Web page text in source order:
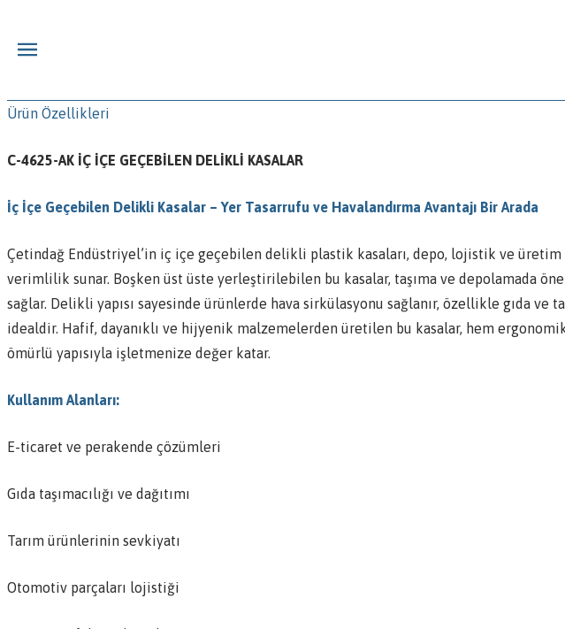
Ürün Özellikleri
C-4625-AK İÇ İÇE GEÇEBİLEN DELİKLİ KASALAR
İç İçe Geçebilen Delikli Kasalar – Yer Tasarrufu ve Havalandırma Avantajı Bir Arada
Çetindağ Endüstriyel’in iç içe geçebilen delikli plastik kasaları, depo, lojistik ve
verimlilik sunar. Boşken üst üste yerleştirilebilen bu kasalar, taşıma ve depolamada
sağlar. Delikli yapısı sayesinde ürünlerde hava sirkülasyonu sağlanır, özellikle gıda ve
idealdir. Hafif, dayanıklı ve hijyenik malzemelerden üretilen bu kasalar, hem
ömürlü yapısıyla işletmenize değer katar.
Kullanım Alanları:
E-ticaret ve perakende çözümleri
Gıda taşımacılığı ve dağıtımı
Tarım ürünlerinin sevkiyatı
Otomotiv parçaları lojistiği